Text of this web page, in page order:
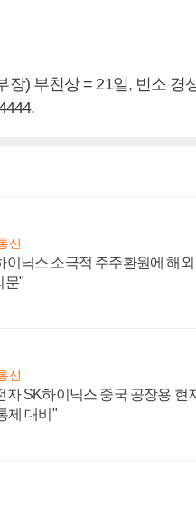
) 부친상 = 21일, 빈소 경
신
이닉스 소극적 주주환원에 해외
문"
신
자 SK하이닉스 중국 공장용 현
제 대비"